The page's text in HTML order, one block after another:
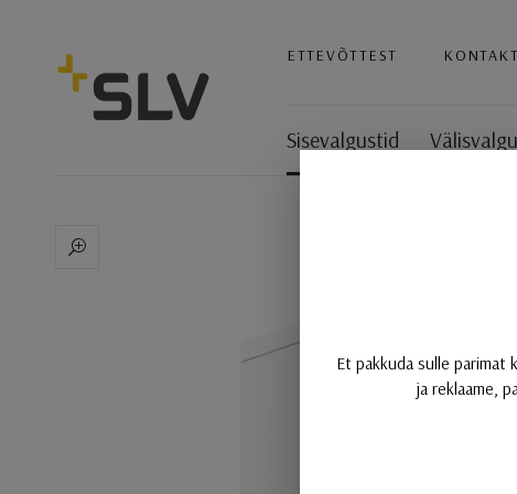
SLVETTEVÕTTEST KONTAKT
Sisevalgustid
HELIA PRO L, seinale
Et pakkuda sulle parimat
ja reklaame,